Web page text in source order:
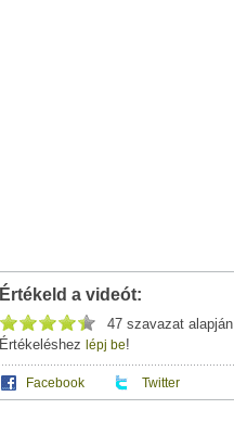
Értékeld a videót:
47 szavazat alapján
Értékeléshez lépj be!
Facebook Twitter